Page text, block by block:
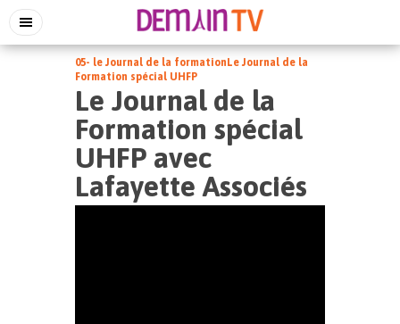
05- le Journal de la formation Le Journal de la
Formation spécial UHFP
Le Journal de la
Formation spécial
UHFP avec
Lafayette Associés